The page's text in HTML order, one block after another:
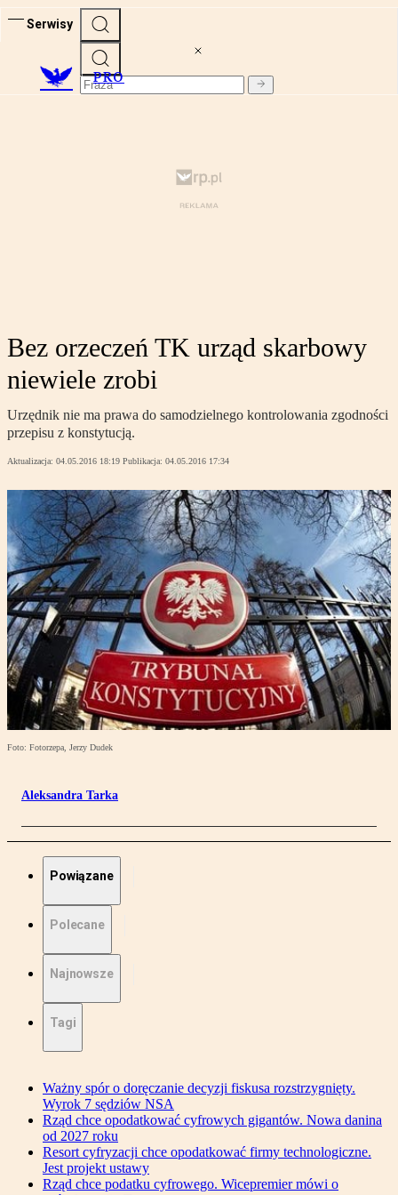
Serwisy
PRO
Bez orzeczeń TK urząd skarbowy
niewiele zrobi
Urzędnik nie ma prawa do samodzielnego kontrolowania zgodności
przepisu z konstytucją.
Aktualizacja: 04.05.2016 18:19 Publikacja: 04.05.2016 17:34
Foto: Fotorzepa, Jerzy Dudek
Aleksandra Tarka
Powiązane
Polecane
Najnowsze
Tagi
Ważny spór o doręczanie decyzji fiskusa rozstrzygnięty.
Wyrok 7 sędziów NSA
Rząd chce opodatkować cyfrowych gigantów. Nowa danina
od 2027 roku
Resort cyfryzacji chce opodatkować firmy technologiczne.
Jest projekt ustawy
Rząd chce podatku cyfrowego. Wicepremier mówi o